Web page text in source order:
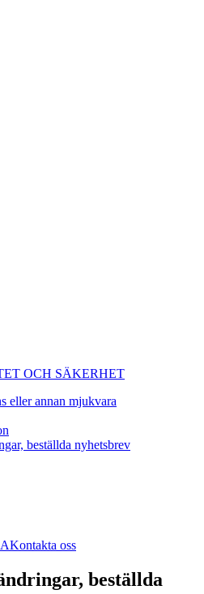
OCH SÄKERHET
eller annan mjukvara
beställda nyhetsbrev
Kontakta oss
beställda